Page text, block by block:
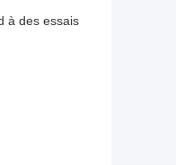
à des essais